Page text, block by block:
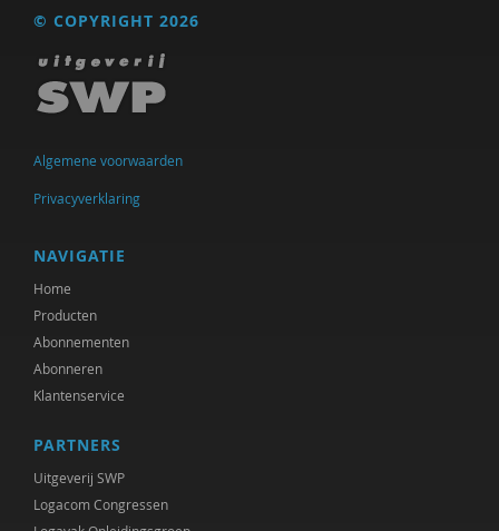
Michael Edwards
Anne Goossensen
Wouter Hekkeman
Yuk Hui
Marlieke Kieboom
Michiel Korthals
Harry Kunneman
Hanne Laceulle
George Lengkeek
© COPYRIGHT 2026
Algemene voorwaarden
Privacyverklaring
NAVIGATIE
Home
Producten
Abonnementen
Abonneren
Klantenservice
PARTNERS
Uitgeverij SWP
Logacom Congressen